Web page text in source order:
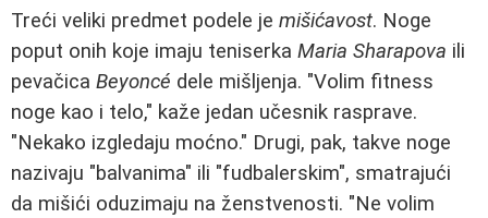
Treći veliki predmet podele je mišićavost. Noge
poput onih koje imaju teniserka Maria Sharapova ili
pevačica Beyoncé dele mišljenja. "Volim fitness
noge kao i telo," kaže jedan učesnik rasprave.
"Nekako izgledaju moćno." Drugi, pak, takve noge
nazivaju "balvanima" ili "fudbalerskim", smatrajući
da mišići oduzimaju na ženstvenosti. "Ne volim